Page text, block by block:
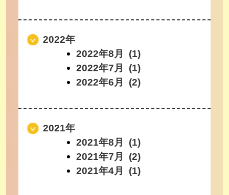
2022年
2022年8月 (1)
2022年7月 (1)
2022年6月 (2)
2021年
2021年8月 (1)
2021年7月 (2)
2021年4月 (1)